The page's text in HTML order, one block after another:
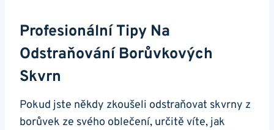
Profesionální Tipy Na
Odstraňování Borůvkových
Skvrn
Pokud jste někdy zkoušeli odstraňovat skvrny z
borůvek ze svého oblečení, určitě víte, jak